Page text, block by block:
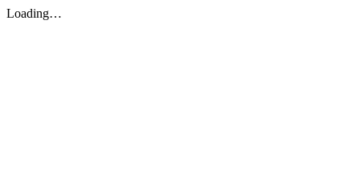
Loading…